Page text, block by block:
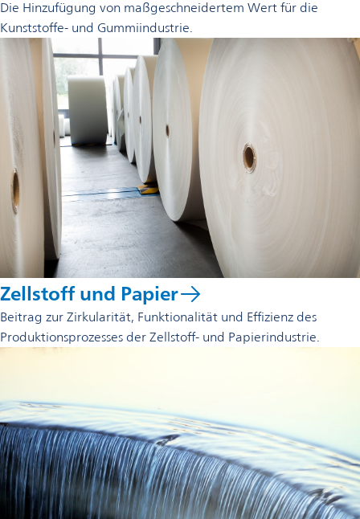
Die Hinzufügung von maßgeschneidertem Wert für die
Kunststoffe- und Gummiindustrie.
Zellstoff und Papier
Beitrag zur Zirkularität, Funktionalität und Effizienz des
Produktionsprozesses der Zellstoff- und Papierindustrie.